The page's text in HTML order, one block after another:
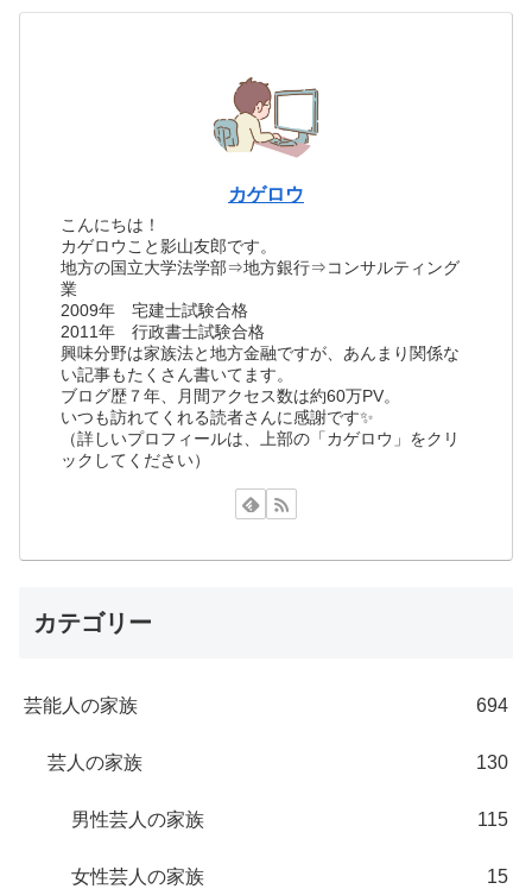
カゲロウ
こんにちは！
カゲロウこと影山友郎です。
地方の国立大学法学部⇒地方銀行⇒コンサルティング
業
2009年 宅建士試験合格
2011年 行政書士試験合格
興味分野は家族法と地方金融ですが、あんまり関係な
い記事もたくさん書いてます。
ブログ歴７年、月間アクセス数は約60万PV。
いつも訪れてくれる読者さんに感謝です✨
（詳しいプロフィールは、上部の「カゲロウ」をクリ
ックしてください）
カテゴリー
芸能人の家族 694
芸人の家族 130
男性芸人の家族 115
女性芸人の家族 15